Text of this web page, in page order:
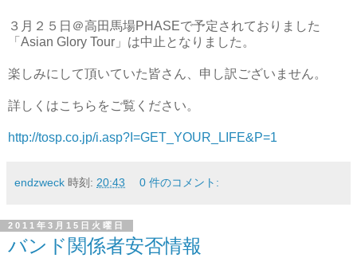
３月２５日＠高田馬場PHASEで予定されておりました
「Asian Glory Tour」は中止となりました。
楽しみにして頂いていた皆さん、申し訳ございません。
詳しくはこちらをご覧ください。
http://tosp.co.jp/i.asp?I=GET_YOUR_LIFE&P=1
endzweck 時刻: 20:43 0 件のコメント:
2011年3月15日火曜日
バンド関係者安否情報